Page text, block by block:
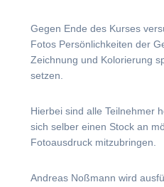
Gegen Ende des Kurses
Fotos Persönlichkeiten der
Zeichnung und Kolorierung
setzen.
Hierbei sind alle Teilnehmer
sich selber einen Stock an
Fotoausdruck mitzubringen.
Andreas Noßmann wird